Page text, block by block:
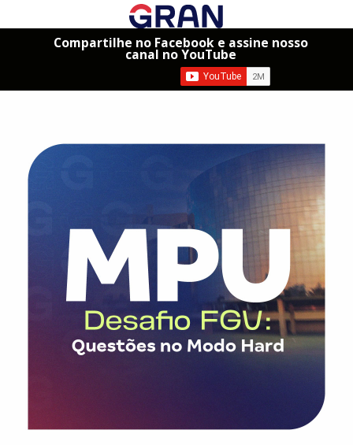
Compartilhe no Facebook e assine nosso
canal no YouTube